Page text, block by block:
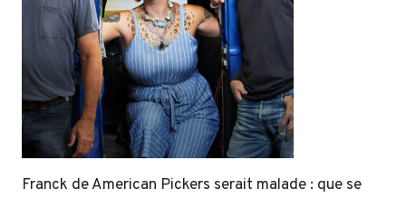
Franck de American Pickers serait malade : que se